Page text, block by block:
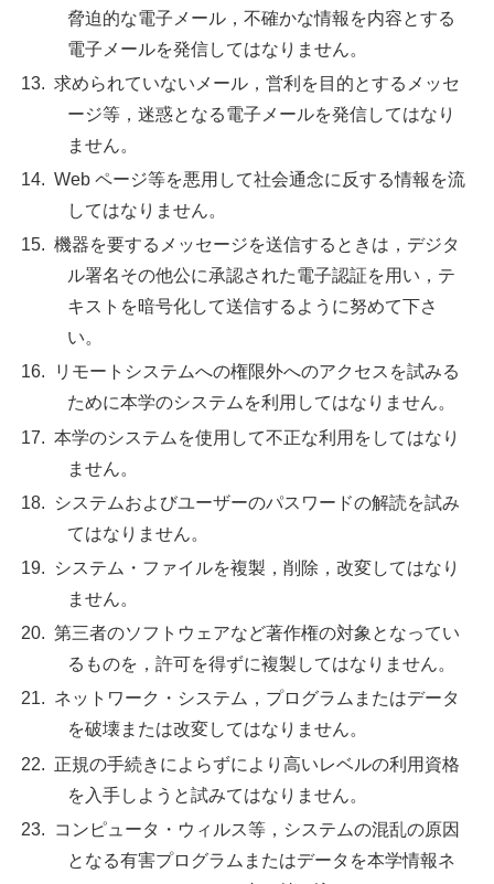
脅迫的な電子メール，不確かな情報を内容とする
電子メールを発信してはなりません。
求められていないメール，営利を目的とするメッセ
ージ等，迷惑となる電子メールを発信してはなり
ません。
Web ページ等を悪用して社会通念に反する情報を流
してはなりません。
機器を要するメッセージを送信するときは，デジタ
ル署名その他公に承認された電子認証を用い，テ
キストを暗号化して送信するように努めて下さ
い。
リモートシステムへの権限外へのアクセスを試みる
ために本学のシステムを利用してはなりません。
本学のシステムを使用して不正な利用をしてはなり
ません。
システムおよびユーザーのパスワードの解読を試み
てはなりません。
システム・ファイルを複製，削除，改変してはなり
ません。
第三者のソフトウェアなど著作権の対象となってい
るものを，許可を得ずに複製してはなりません。
ネットワーク・システム，プログラムまたはデータ
を破壊または改変してはなりません。
正規の手続きによらずにより高いレベルの利用資格
を入手しようと試みてはなりません。
コンピュータ・ウィルス等，システムの混乱の原因
となる有害プログラムまたはデータを本学情報ネ